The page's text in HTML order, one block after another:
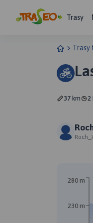
Trasy
Trasy
37 km 2
230 m
280 m